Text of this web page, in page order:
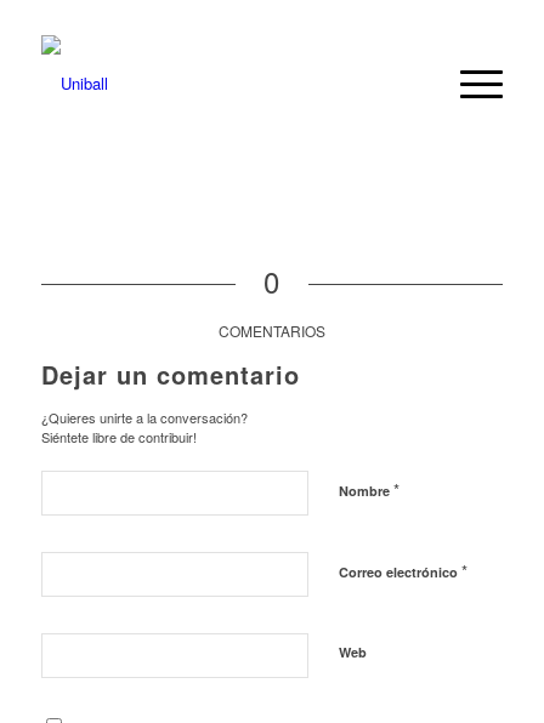
0
COMENTARIOS
Dejar un comentario
¿Quieres unirte a la conversación?
Siéntete libre de contribuir!
Nombre *
Correo electrónico *
Web